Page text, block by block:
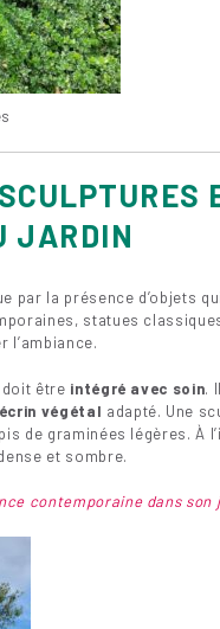
JARDIN
par la présence d’objets
statues
l’ambiance.
doit être intégré avec soin.
végétal adapté. Une
de graminées légères. À
et sombre.
contemporaine dans son